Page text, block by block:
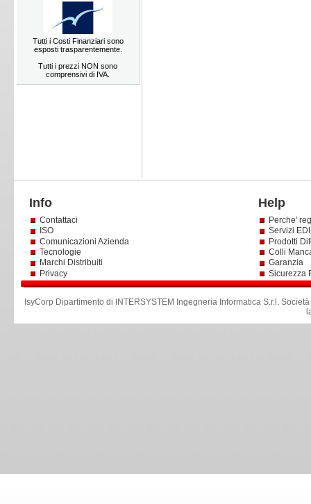
Tutti i Costi Finanziari sono
esposti trasparentemente.
Tutti i prezzi NON sono
comprensivi di IVA.
Info Help
Contattaci
ISO
Comunicazioni Azienda
Tecnologie
Marchi Distribuiti
Privacy
Perche'
Servizi
Prodotti
Colli
Garanzia
Sicurezza
IsyCorp Dipartimento di INTERSYSTEM Ingegneria Informatica S.r.l .